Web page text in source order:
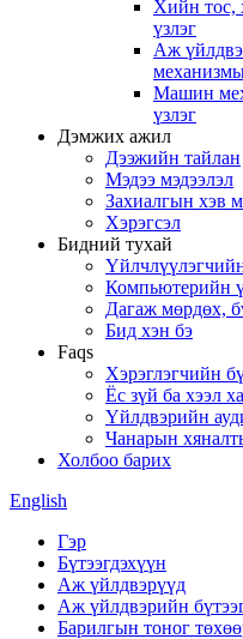
Хийн тос,
үзлэг
Аж
Машин
үзлэг
Дэмжих ажил
Дээжийн тайлан
Мэдээ мэдээлэл
Захиалгын хэв
Хэрэгсэл
Бидний тухай
Компьютерийн
Дагаж мөрдөх,
Бид хэн бэ
Faqs
Хэрэглэгчийн
Ёс зүй ба хээл
Үйлдвэрийн
Чанарын
Холбоо барих
English
Гэр
Бүтээгдэхүүн
Аж үйлдвэрүүд
Аж үйлдвэрийн
Барилгын тоног